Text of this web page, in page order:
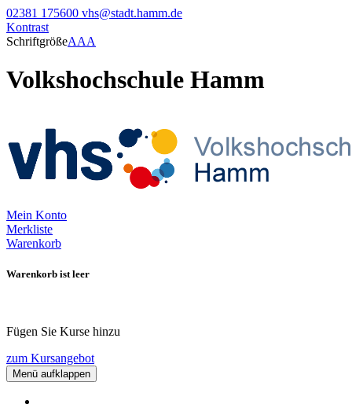
02381 175600 vhs@stadt.hamm.de
Kontrast
SchriftgrößeAAA
Volkshochschule Hamm
Mein Konto
Merkliste
Warenkorb
Warenkorb ist leer
Fügen Sie Kurse hinzu
zum Kursangebot
Menü aufklappen